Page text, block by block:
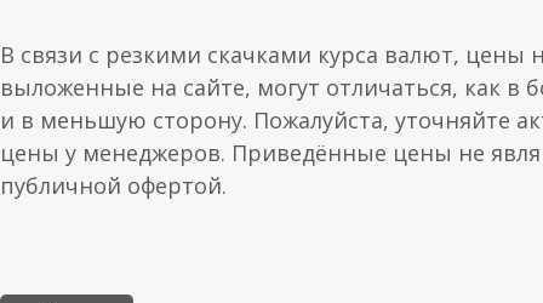
В связи с резкими скачками курса валют, цены
выложенные на сайте, могут отличаться, как в
и в меньшую сторону. Пожалуйста, уточняйте
цены у менеджеров. Приведённые цены не
публичной офертой.